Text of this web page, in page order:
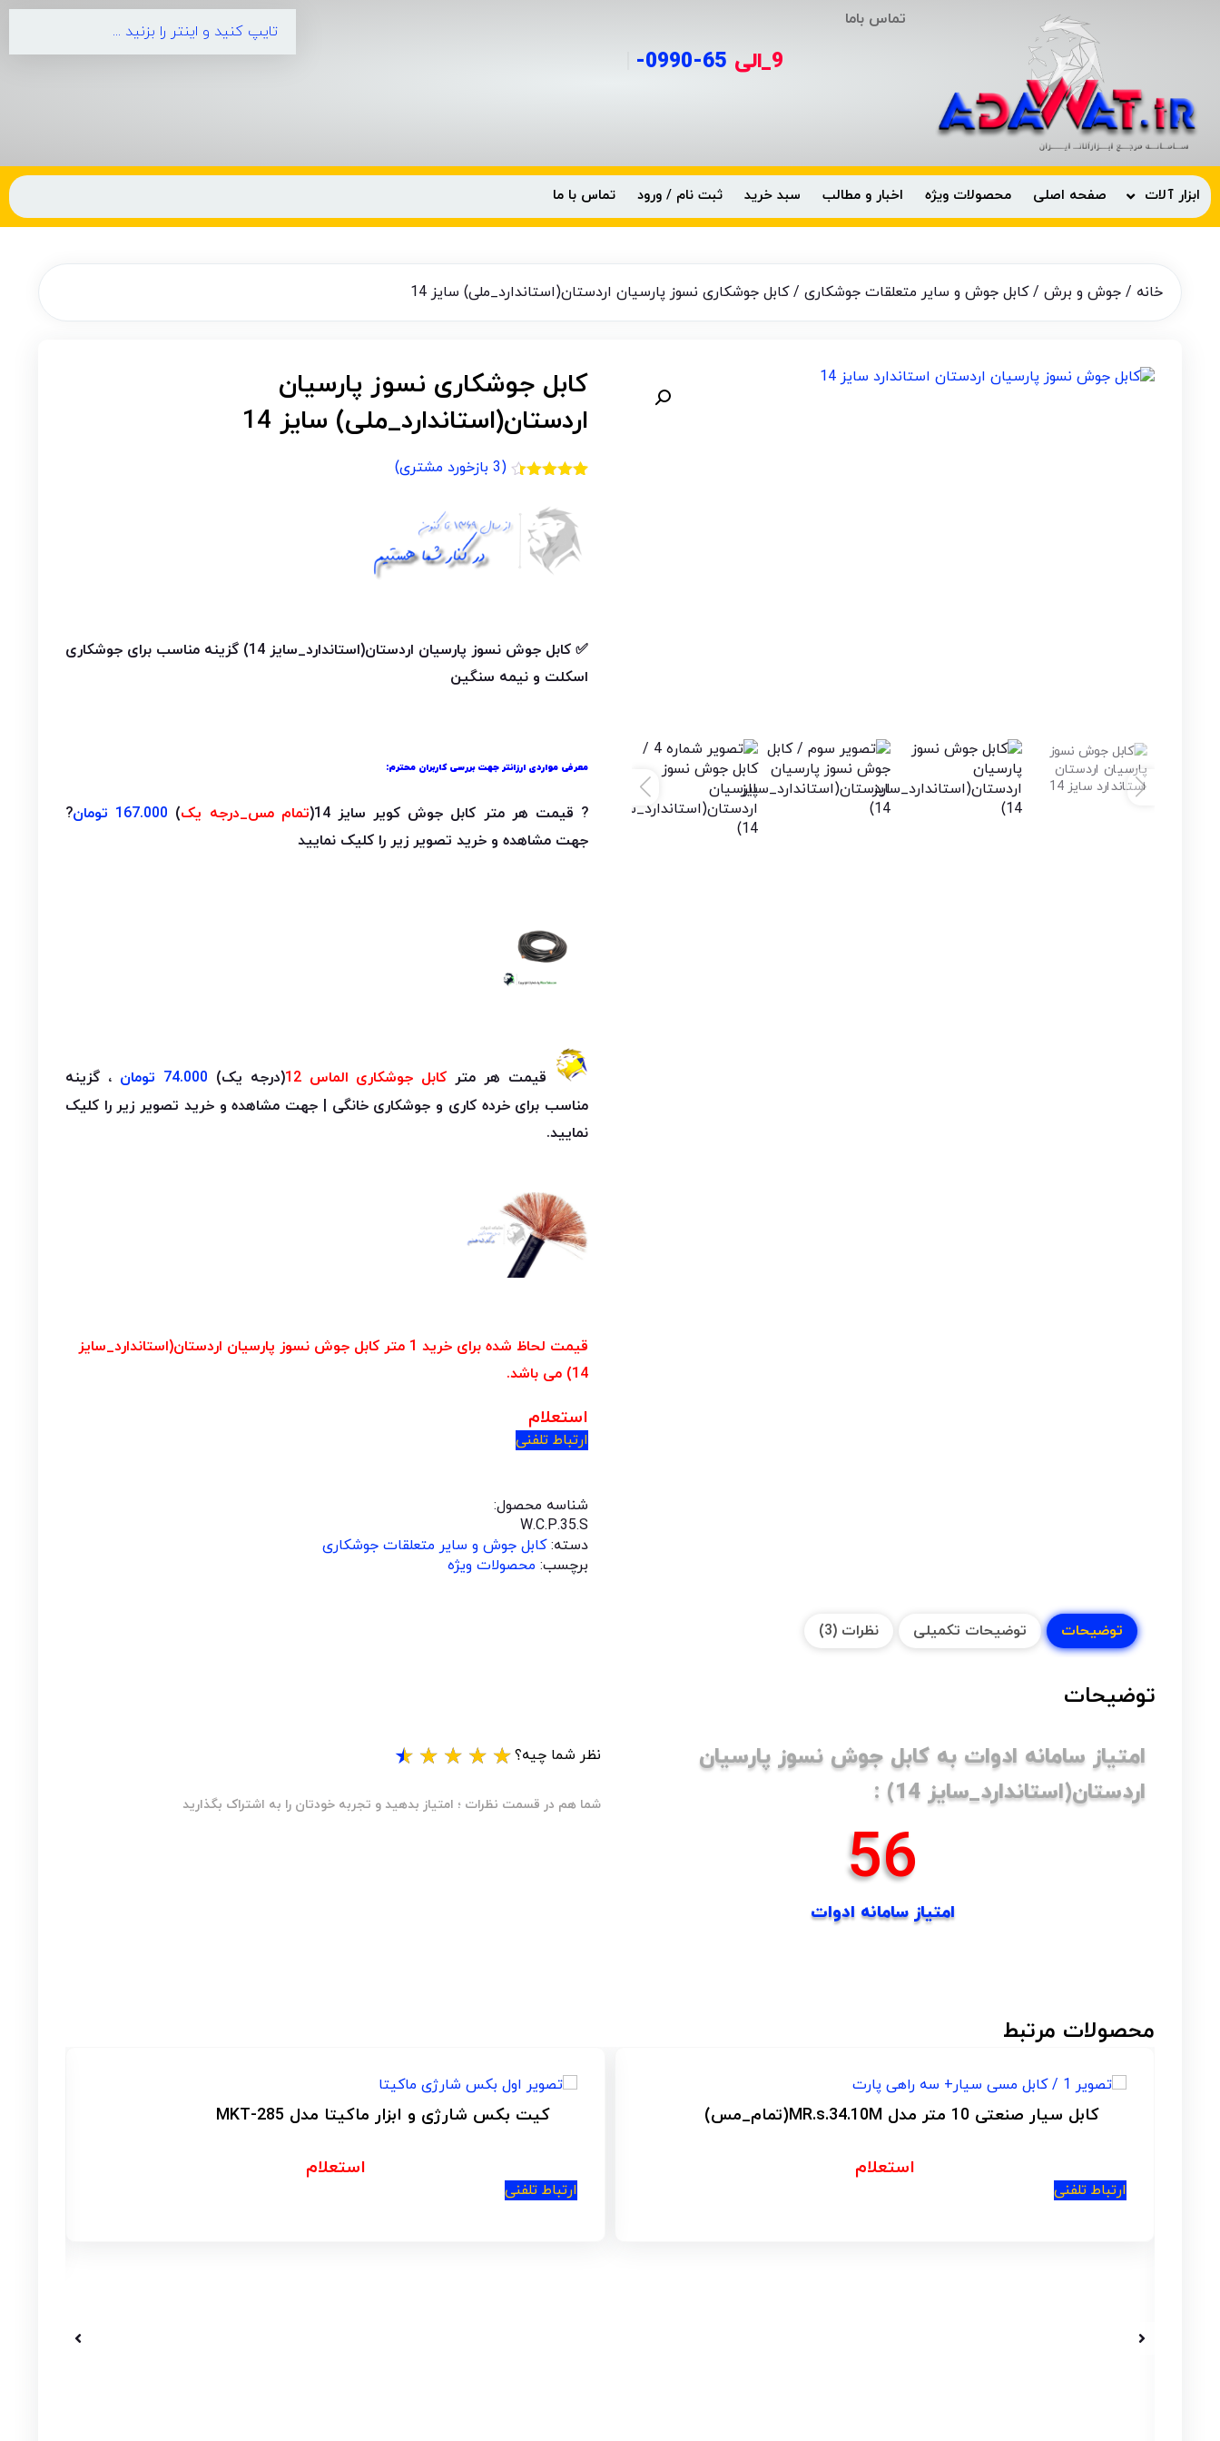
تماس باما
9_الی
ابزار آلات صفحه اصلی محصولات ویژه اخبار و مطالب سبد خرید ثبت نام / ورود تماس با ما
خانه / جوش و برش /کابل جوش و سایر متعلقات جوشکاری / کابل جوشکاری نسوز پارسیان اردستان(استاندارد_ملی) سایز 14
کابل جوشکاری نسوز پارسیان
اردستان(استاندارد_ملی) سایز 14
امتیازدهی
مشتری
(
3 بازخورد مشتری)
✅ کابل جوش نسوز پارسیان اردستان(استاندارد_سایز 14)
گزینه مناسب برای جوشکاری
اسکلت و نیمه سنگین
معرفی مواردی ارزانتر جهت بررسی کاربران محترم:
? قیمت هر متر کابل جوش کویر سایز 14( تمام مس_درجه یک) 167.000 تومان
?
جهت مشاهده و خرید تصویر زیر را کلیک نمایید
قیمت هر متر کابل جوشکاری الماس 12 (درجه یک) 74.000 تومان
، گزینه
مناسب برای خرده کاری و جوشکاری خانگی | جهت مشاهده و خرید تصویر زیر را کلیک
نمایید.
قیمت لحاظ شده برای خرید 1 متر
کابل جوش نسوز پارسیان اردستان(استاندارد_سایز
14) می باشد.
استعلام
ارتباط تلفنی
شناسه محصول:
W.C.P.35.S
دسته:کابل جوش و سایر متعلقات جوشکاری
برچسب: محصولات ویژه
توضیحات توضیحات تکمیلی نظرات (3)
توضیحات
امتیاز سامانه ادوات به کابل جوش نسوز پارسیان
اردستان(استاندارد_سایز 14) :
امتیاز سامانه ادوات
83
نظر شما چیه؟★
★
★
★
★
شما هم در قسمت نظرات ؛ امتیاز بدهید و تجربه خودتان را به اشتراک بگذارید
محصولات مرتبط
کیت بکس شارژی و ابزار ماکیتا مدل MKT-285
استعلام
ارتباط تلفنی
اتو لوله گوشه زن کات ولد با لوازم جانبی مدل pw2000